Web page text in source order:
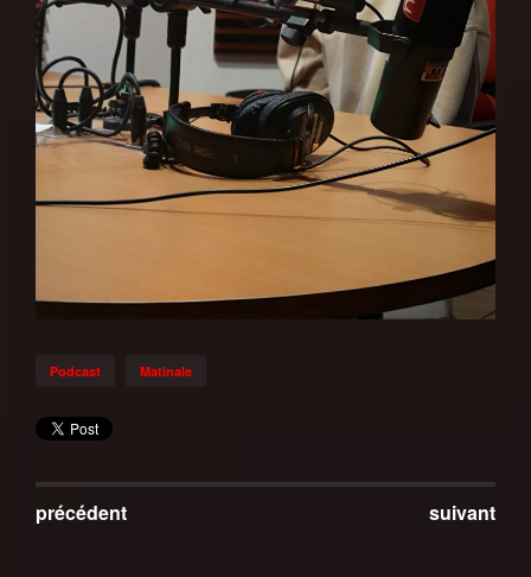
Podcast Matinale
précédent suivant